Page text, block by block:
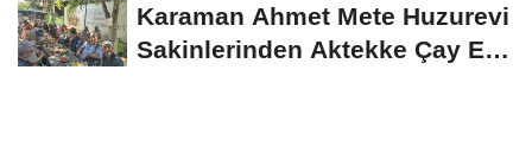
Karaman Ahmet Mete Huzurevi
Sakinlerinden Aktekke Çay Evi